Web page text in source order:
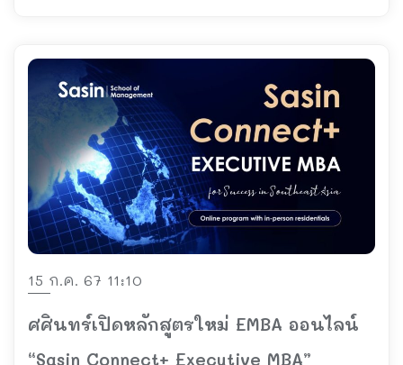
15 ก.ค. 67 11:10
ศศินทร์เปิดหลักสูตรใหม่ EMBA ออนไลน์
“Sasin Connect+ Executive MBA”